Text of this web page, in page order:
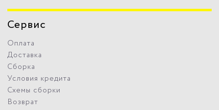
Сервис
Оплата
Доставка
Сборка
Условия кредита
Схемы сборки
Возврат